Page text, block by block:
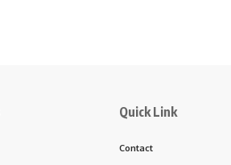
Quick Link
Contact